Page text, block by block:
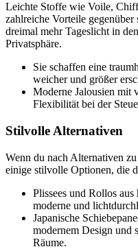
Leichte Stoffe wie Voile,
zahlreiche Vorteile gegenüber
dreimal mehr Tageslicht in
Privatsphäre.
Sie schaffen eine
weicher und größer
Moderne Jalousien mit
Flexibilität bei der
Stilvolle Alternativen
Wenn du nach Alternativen
einige stilvolle Optionen, die
Plissees und Rollos
moderne und
Japanische
modernem Design und
Räume.